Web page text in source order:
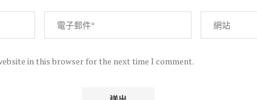
in this browser for the next time I comment.